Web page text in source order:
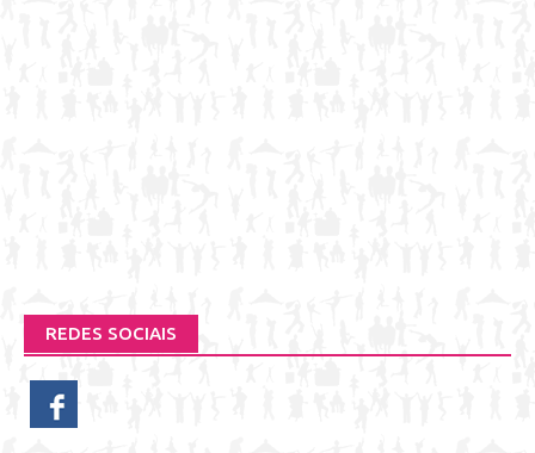
REDES SOCIAIS